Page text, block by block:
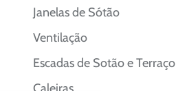
Janelas de Sótão
Ventilação
Escadas de Sotão e Terraço